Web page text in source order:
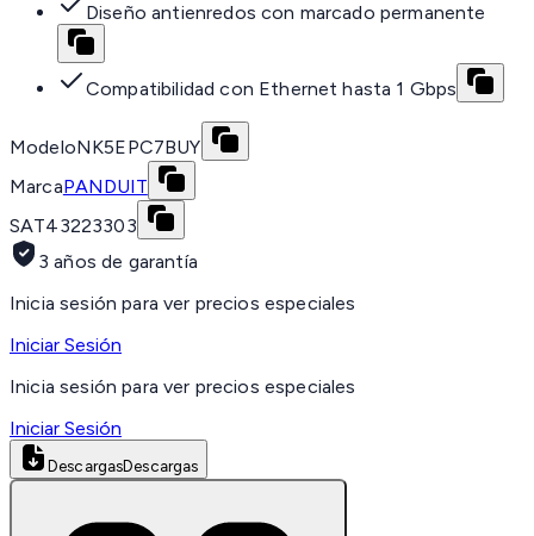
Diseño antienredos con marcado permanente
Compatibilidad con Ethernet hasta 1 Gbps
ModeloNK5EPC7BUY
MarcaPANDUIT
SAT43223303
3 años de garantía
Inicia sesión para ver precios especiales
Iniciar Sesión
Inicia sesión para ver precios especiales
Iniciar Sesión
DescargasDescargas